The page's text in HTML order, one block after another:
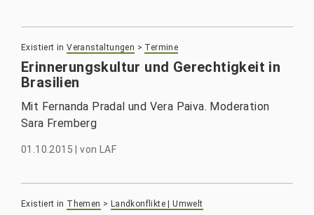
Existiert in Veranstaltungen > Termine
Erinnerungskultur und Gerechtigkeit in
Brasilien
Mit Fernanda Pradal und Vera Paiva. Moderation
Sara Fremberg
01.10.2015 |von LAF
Existiert in Themen > Landkonflikte | Umwelt